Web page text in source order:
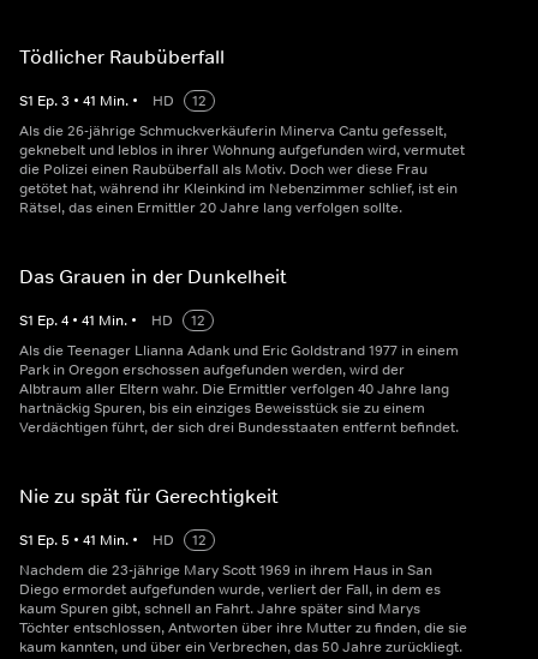
Tödlicher Raubüberfall
S1 Ep.3 • 41 Min. • HD
12
Als die 26-jährige Schmuckverkäuferin Minerva Cantu gefesselt,
geknebelt und leblos in ihrer Wohnung aufgefunden wird, vermutet
die Polizei einen Raubüberfall als Motiv. Doch wer diese Frau
getötet hat, während ihr Kleinkind im Nebenzimmer schlief, ist ein
Rätsel, das einen Ermittler 20 Jahre lang verfolgen sollte.
Das Grauen in der Dunkelheit
S1 Ep.4 • 41 Min. • HD
12
Als die Teenager Llianna Adank und Eric Goldstrand 1977 in einem
Park in Oregon erschossen aufgefunden werden, wird der
Albtraum aller Eltern wahr. Die Ermittler verfolgen 40 Jahre lang
hartnäckig Spuren, bis ein einziges Beweisstück sie zu einem
Verdächtigen führt, der sich drei Bundesstaaten entfernt befindet.
Nie zu spät für Gerechtigkeit
S1 Ep.5 • 41 Min. • HD
12
Nachdem die 23-jährige Mary Scott 1969 in ihrem Haus in San
Diego ermordet aufgefunden wurde, verliert der Fall, in dem es
kaum Spuren gibt, schnell an Fahrt. Jahre später sind Marys
Töchter entschlossen, Antworten über ihre Mutter zu finden, die sie
kaum kannten, und über ein Verbrechen, das 50 Jahre zurückliegt.